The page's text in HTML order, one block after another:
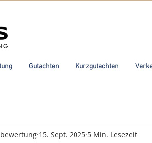
Gutachten Kurzgutachten
15. Sept. 2025 5 Min. Lesezeit